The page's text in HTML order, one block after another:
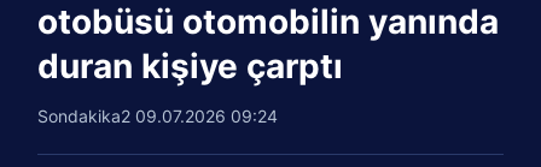
otobüsü otomobilin yanında
duran kişiye çarptı
Sondakika2 09.07.2026 09:24